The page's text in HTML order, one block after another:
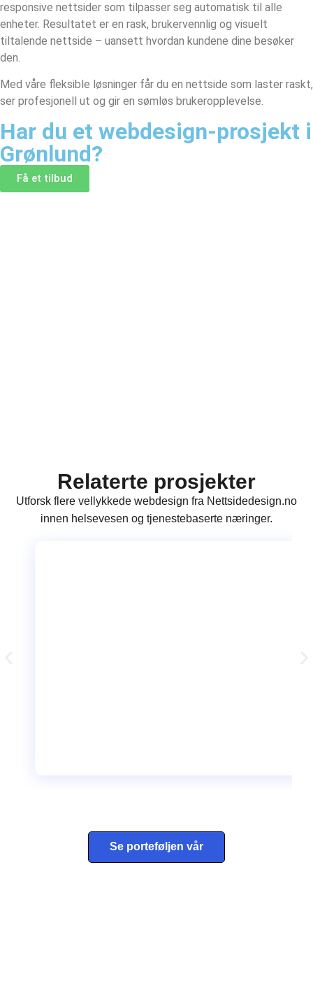
responsive nettsider som tilpasser seg automatisk til alle
enheter. Resultatet er en rask, brukervennlig og visuelt
tiltalende nettside – uansett hvordan kundene dine besøker
den.
Med våre fleksible løsninger får du en nettside som laster raskt,
ser profesjonell ut og gir en sømløs brukeropplevelse.
Har du et webdesign-prosjekt i
Grønlund?
Få et tilbud
Relaterte prosjekter
Utforsk flere vellykkede webdesign fra Nettsidedesign.no
innen helsevesen og tjenestebaserte næringer.
Se porteføljen vår